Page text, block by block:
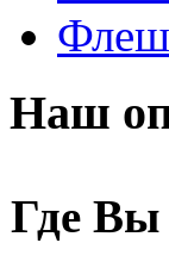
Asus
Наш
Где Вы